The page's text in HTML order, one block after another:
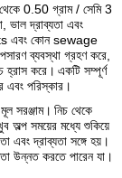
0.50 গ্রাম / সেমি 3
ভাল দ্রাব্যতা এবং
এবং কোন sewage
ব্যবস্থা গ্রহণ করে,
হ্রাস করে। একটি সম্পূর্ণ
এবং পরিস্কার।
সরঞ্জাম। নিচ থেকে
অল্প সময়ের মধ্যে শুকিয়ে
দ্রাব্যতা সঙ্গে হয়।
উন্নত করতে পারেন যা।